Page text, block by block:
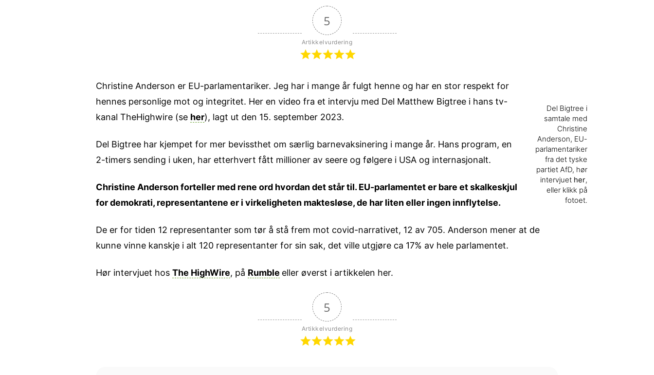
5
Artikkelvurdering
Del Bigtree i
samtale med
Christine
Anderson, EU-
parlamentariker
fra det tyske
partiet AfD, hør
intervjuet her,
eller klikk på
fotoet.
Christine Anderson er EU-parlamentariker. Jeg har i mange år fulgt henne og har en stor respekt for
hennes personlige mot og integritet. Her en video fra et intervju med Del Matthew Bigtree i hans tv-
kanal TheHighwire (se her), lagt ut den 15. september 2023.
Del Bigtree har kjempet for mer bevissthet om særlig barnevaksinering i mange år. Hans program, en
2-timers sending i uken, har etterhvert fått millioner av seere og følgere i USA og internasjonalt.
Christine Anderson forteller med rene ord hvordan det står til. EU-parlamentet er bare et skalkeskjul
for demokrati, representantene er i virkeligheten maktesløse, de har liten eller ingen innflytelse.
De er for tiden 12 representanter som tør å stå frem mot covid-narrativet, 12 av 705. Anderson mener at de
kunne vinne kanskje i alt 120 representanter for sin sak, det ville utgjøre ca 17% av hele parlamentet.
Hør intervjuet hos The HighWire, på Rumble eller øverst i artikkelen her.
5
Artikkelvurdering